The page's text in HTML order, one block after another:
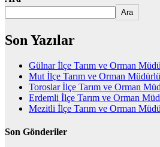
Ara
Son Yazılar
Gülnar İlçe Tarım ve Orman
Mut İlçe Tarım ve Orman
Toroslar İlçe Tarım ve Orman
Erdemli İlçe Tarım ve Orman
Mezitli İlçe Tarım ve Orman
Son Gönderiler